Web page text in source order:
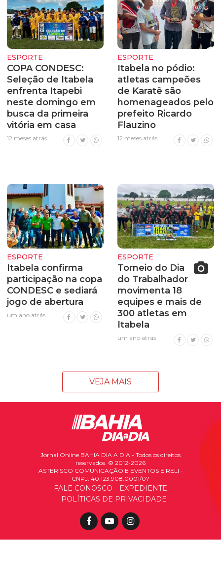
ESPORTE
COPA CONDESC:
Seleção de Itabela
enfrenta Itapebi
neste domingo em
busca da primeira
vitória em casa
12 meses atrás
ESPORTE
Itabela no pódio:
atletas campeões
de Karatê são
homenageados pelo
prefeito Ricardo
Flauzino
12 meses atrás
ESPORTE
Itabela confirma
participação na copa
CONDESC e sediará
jogo de abertura
um ano atrás
ESPORTE
Torneio do Dia
do Trabalhador
movimenta 18
equipes e mais de
300 atletas em
Itabela
um ano atrás
VEJA MAIS
Jornal Online BAHIA DIA A DIA - Todos os direitos
reservados. © 2012-2026
ASTERISCO COMUNICAÇÃO E EVENTOS EIRELI -
CNPJ: 40.123.908.0001/07
FALE CONOSCO
EXPEDIENTE
POLÍTICAS DE PRIVACIDADE